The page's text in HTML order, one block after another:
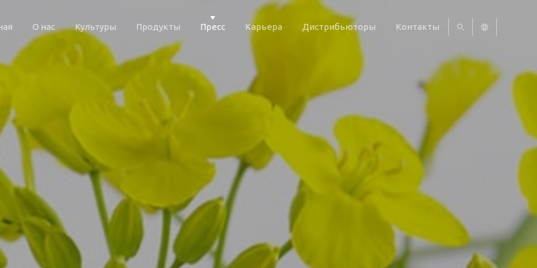
EN
Exact matches only
О нас Культуры Продукты Пресс Карьера Дистрибьюторы Контакты